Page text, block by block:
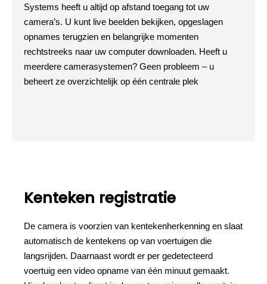
Systems heeft u altijd op afstand toegang tot uw
camera’s. U kunt live beelden bekijken, opgeslagen
opnames terugzien en belangrijke momenten
rechtstreeks naar uw computer downloaden. Heeft u
meerdere camerasystemen? Geen probleem – u
beheert ze overzichtelijk op één centrale plek
Kenteken registratie
De camera is voorzien van kentekenherkenning en slaat
automatisch de kentekens op van voertuigen die
langsrijden. Daarnaast wordt er per gedetecteerd
voertuig een video opname van één minuut gemaakt.